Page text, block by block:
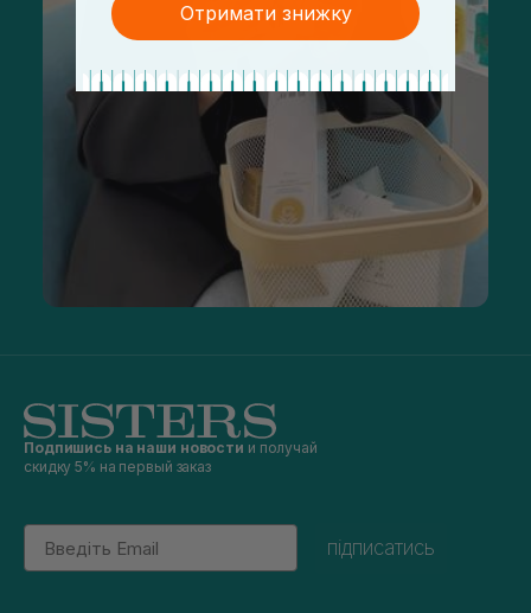
Подпишись на наши новости и получай
скидку 5% на первый заказ
Email
підписатись
Отримати знижку